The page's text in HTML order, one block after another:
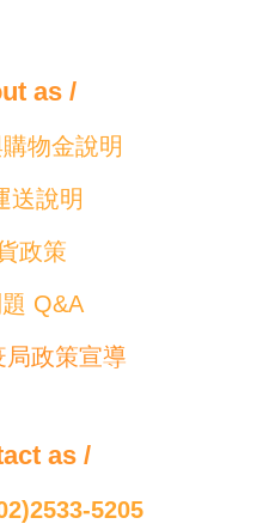
as /
物金說明
送說明
政策
Q&A
局政策宣導
as /
5205